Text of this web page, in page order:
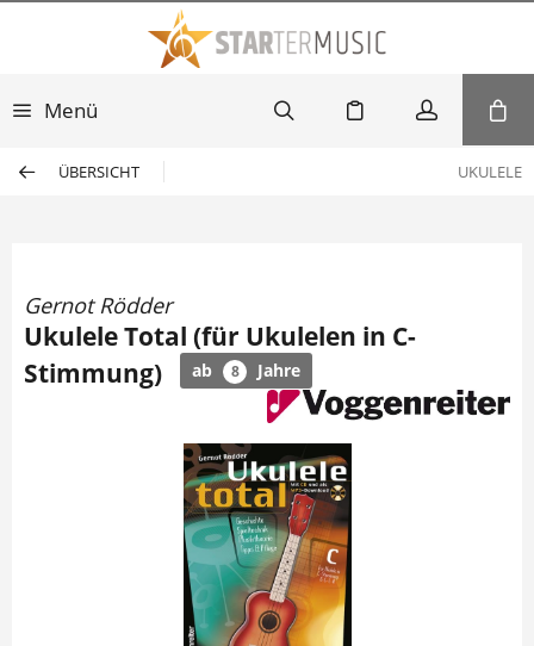
Menü
ÜBERSICHT UKULELE
Gernot Rödder
Ukulele Total (für Ukulelen in C-
Stimmung)
ab 8 Jahre